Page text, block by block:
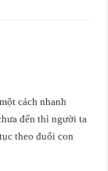
cách nhanh
đến thì người ta
theo đuổi con